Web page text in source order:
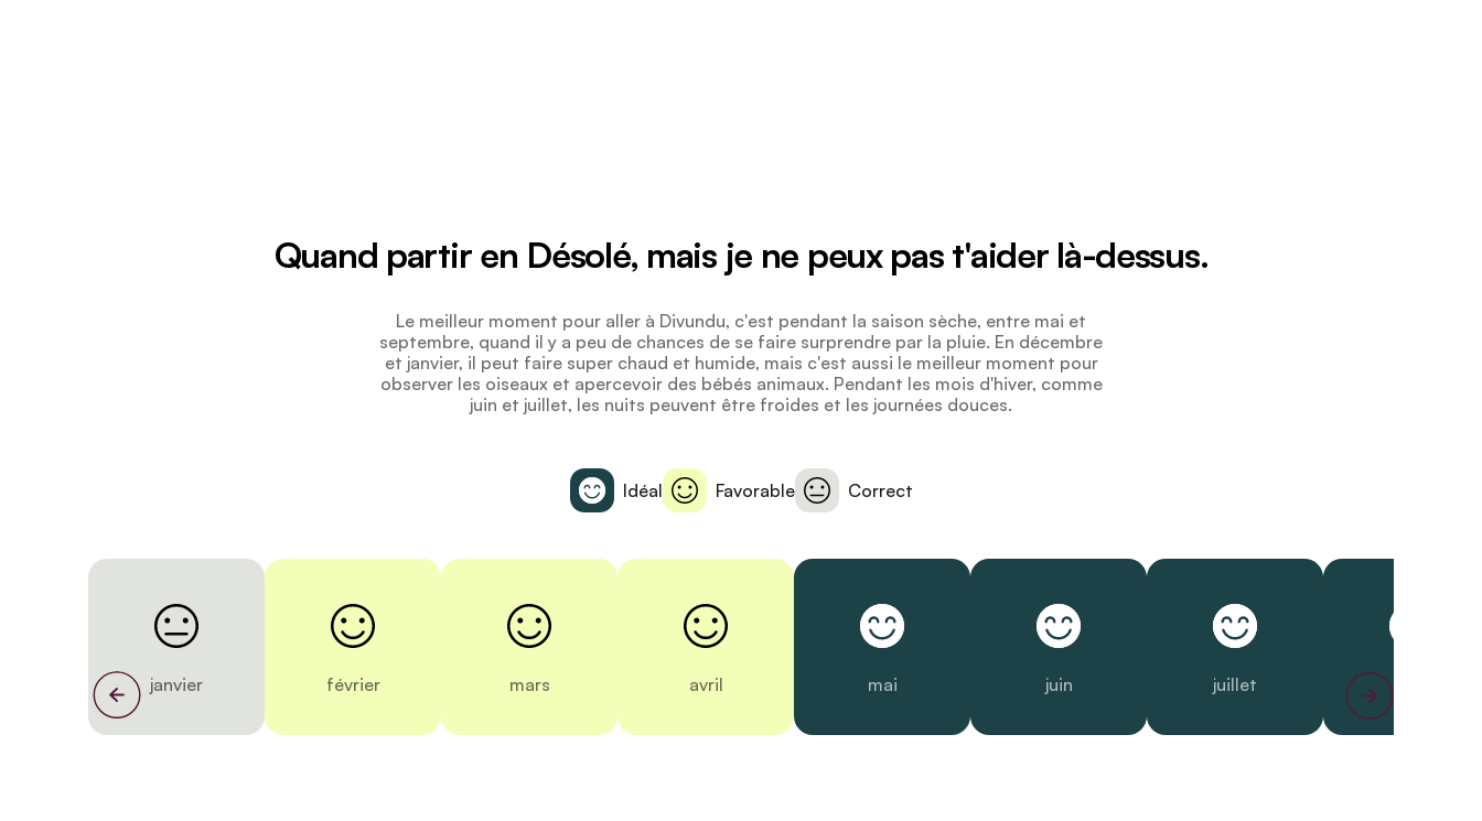
Quand partir en Désolé, mais je ne peux pas t'aider là-dessus.
Le meilleur moment pour aller à Divundu, c'est pendant la saison sèche, entre mai et
septembre, quand il y a peu de chances de se faire surprendre par la pluie. En décembre
et janvier, il peut faire super chaud et humide, mais c'est aussi le meilleur moment pour
observer les oiseaux et apercevoir des bébés animaux. Pendant les mois d'hiver, comme
juin et juillet, les nuits peuvent être froides et les journées douces.
Idéal Favorable Correct
janvier février mars avril mai juin juillet août